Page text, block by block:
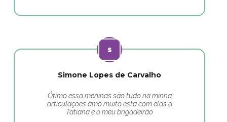
Simone Lopes de Carvalho
Ótimo essa meninas são tudo na minha
articulações amo muito esta com elas a
Tatiana e o meu brigadeirão